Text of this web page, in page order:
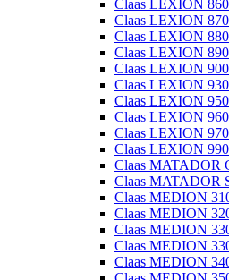
Claas LEXION
Claas LEXION
Claas LEXION
Claas LEXION
Claas LEXION 900
Claas LEXION 930
Claas LEXION 950
Claas LEXION 960
Claas LEXION 970
Claas LEXION 990
Claas MATADOR
Claas MATADOR
Claas MEDION
Claas MEDION
Claas MEDION
Claas MEDION
Claas MEDION